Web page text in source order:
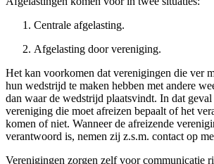
Centrale afgelasting.
Afgelasting door vereniging.
Het kan voorkomen dat verenigingen die ver
hun wedstrijd te maken hebben met andere
dan waar de wedstrijd plaatsvindt. In dat
vereniging die moet afreizen bepaalt of het
komen of niet. Wanneer de afreizende
verantwoord is, nemen zij z.s.m. contact op
Verenigingen zorgen zelf voor communicatie